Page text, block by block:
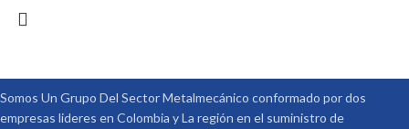
Somos Un Grupo Del Sector Metalmecánico conformado por dos
empresas lideres en Colombia y La región en el suministro de